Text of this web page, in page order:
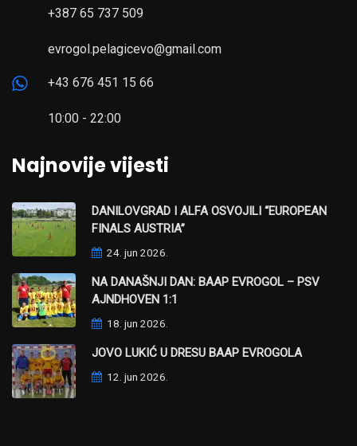
+387 65 737 509
evrogol.pelagicevo@gmail.com
+43 676 451 15 66
10:00 - 22:00
Najnovije vijesti
DANILOVGRAD I ALFA OSVOJILI “EUROPEAN
FINALS AUSTRIA”
24. jun 2026.
NA DANAŠNJI DAN: BAAP EVROGOL – PSV
AJNDHOVEN 1:1
18. jun 2026.
JOVO LUKIĆ U DRESU BAAP EVROGOLA
12. jun 2026.